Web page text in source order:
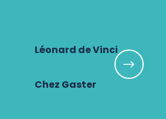
Léonard de Vinci
Chez Gaster